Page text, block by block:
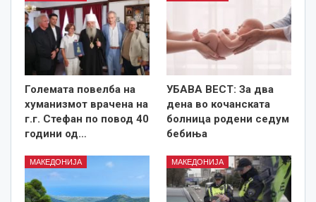
Големата повелба на
хуманизмот врачена на
г.г. Стефан по повод 40
години од…
УБАВА ВЕСТ: За два
дена во кочанската
болница родени седум
бебиња
МАКЕДОНИЈА МАКЕДОНИЈА